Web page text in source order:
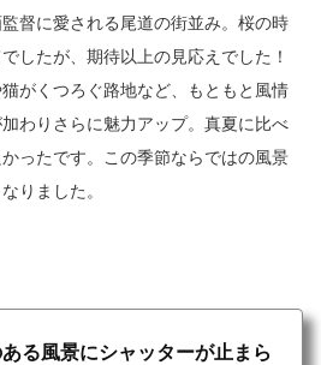
督に愛される尾道の街並み。桜の時
したが、期待以上の見応えでした！
がくつろぐ路地など、もともと風情
わりさらに魅力アップ。真夏に比べ
ったです。この季節ならではの風景
りました。
る風景にシャッターが止まら